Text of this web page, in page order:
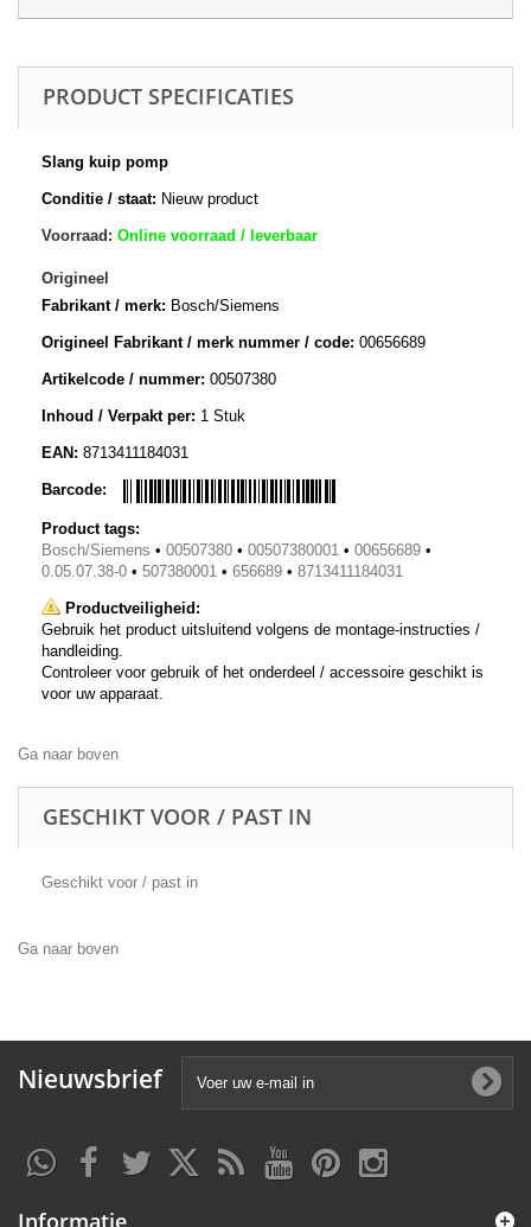
PRODUCT SPECIFICATIES
Slang kuip pomp
Conditie / staat: Nieuw product
Voorraad: Online voorraad / leverbaar
Origineel
Fabrikant / merk: Bosch/Siemens
Origineel Fabrikant / merk nummer / code: 00656689
Artikelcode / nummer: 00507380
Inhoud / Verpakt per: 1 Stuk
EAN: 8713411184031
Barcode:
Product tags:
Bosch/Siemens • 00507380 • 00507380001 • 00656689 •
0.05.07.38-0 • 507380001 • 656689 • 8713411184031
Productveiligheid:
Gebruik het product uitsluitend volgens de montage-instructies /
handleiding.
Controleer voor gebruik of het onderdeel / accessoire geschikt is
voor uw apparaat.
Ga naar boven
GESCHIKT VOOR / PAST IN
Geschikt voor / past in
Ga naar boven
Nieuwsbrief
Informatie